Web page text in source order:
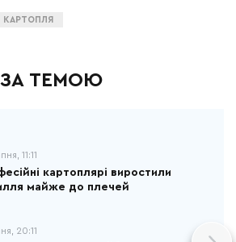
КАРТОПЛЯ
ЗА ТЕМОЮ
11:11
картоплярі виростили
майже до плечей
20:11